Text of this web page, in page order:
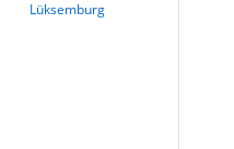
Lüksemburg